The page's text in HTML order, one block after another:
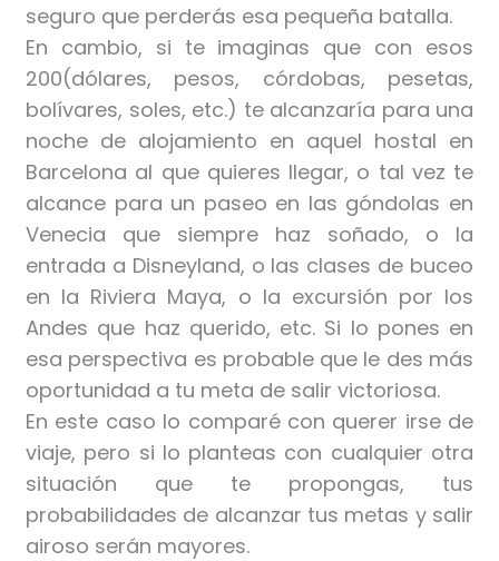
seguro que perderás esa pequeña batalla.
En cambio, si te imaginas que con esos
200(dólares, pesos, córdobas, pesetas,
bolívares, soles, etc.) te alcanzaría para una
noche de alojamiento en aquel hostal en
Barcelona al que quieres llegar, o tal vez te
alcance para un paseo en las góndolas en
Venecia que siempre haz soñado, o la
entrada a Disneyland, o las clases de buceo
en la Riviera Maya, o la excursión por los
Andes que haz querido, etc. Si lo pones en
esa perspectiva es probable que le des más
oportunidad a tu meta de salir victoriosa.
En este caso lo comparé con querer irse de
viaje, pero si lo planteas con cualquier otra
situación que te propongas, tus
probabilidades de alcanzar tus metas y salir
airoso serán mayores.